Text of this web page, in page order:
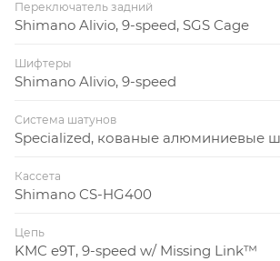
Переключатель задний
Shimano Alivio, 9-speed, SGS Cage
Шифтеры
Shimano Alivio, 9-speed
Система шатунов
Specialized, кованые алюминиевые
Кассета
Shimano CS-HG400
Цепь
KMC e9T, 9-speed w/ Missing Link™